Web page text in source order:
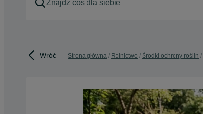
Wróć Strona główna Rolnictwo Środki ochrony roślin